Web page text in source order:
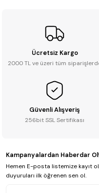
Ücretsiz Kargo
2000 TL ve üzeri tüm
Güvenli Alışveriş
256bit SSL Sertifikası
Kampanyalardan Haberdar Ol!
Hemen E-posta listemize kayıt
duyuruları ilk öğrenen sen ol.